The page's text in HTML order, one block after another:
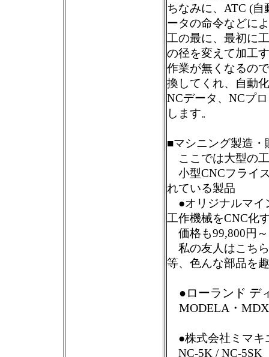
ちなみに、ATC (
ータの命令などに
工の最に、最初に
の径を変えて加工
作業が無くなるの
換してくれ、自動
NCデータ、NCプ
します。
■マシニング製造
ここでは大型の
小型CNCフライ
れている製品
●オリジナルマイ
工作機械をCNC化
価格も99,800円
私の友人はこち
等、色んな部品を
●ローランド デ
MODELA・MDX
●株式会社ミマキ
NC-5K / NC-5SK